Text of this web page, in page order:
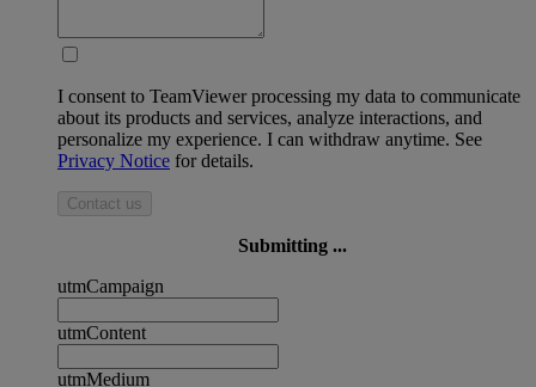
I consent to TeamViewer processing my data to communicate
about its products and services, analyze interactions, and
personalize my experience. I can withdraw anytime. See
Privacy Notice for details.
Contact us
Submitting ...
utmCampaign
utmContent
utmMedium